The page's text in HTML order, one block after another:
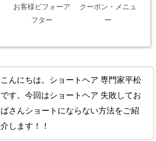
お客様ビフォーア
フター
クーポン・メニュ
ー
こんにちは。ショートヘア 専門家平松
です。今回はショートヘア 失敗してお
ばさんショートにならない方法をご紹
介します！！